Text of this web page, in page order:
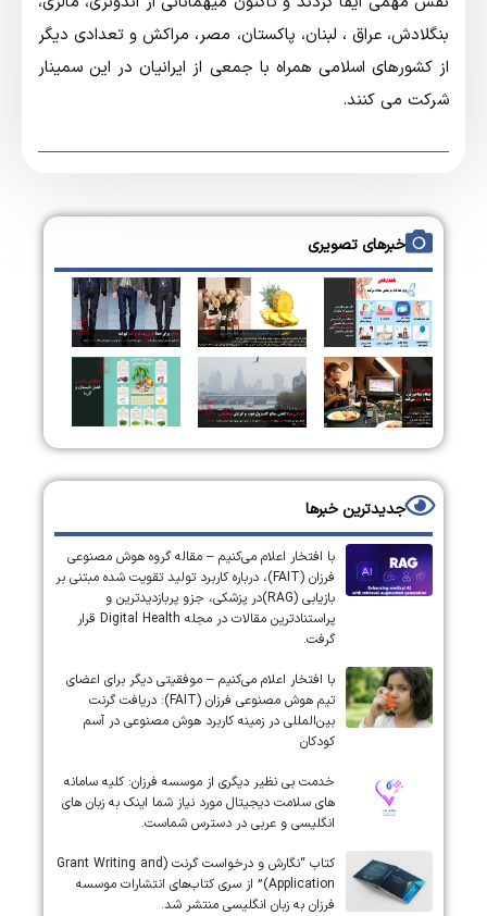
بنگلادش، عراق ، لبنان، پاکستان، مصر، مراکش و تعدادی دیگر
از کشورهای اسلامی همراه با جمعی از ایرانیان در این سمینار
شرکت می کنند.
خبرهای تصویری
جدیدترین خبرها
با افتخار اعلام می‌کنیم – مقاله گروه هوش مصنوعی
فرزان (FAIT)، درباره کاربرد تولید تقویت شده مبتنی بر
بازیابی (RAG)در پزشکی، جزو پربازدیدترین و
پراستنادترین مقالات در مجله Digital Health قرار
گرفت.
با افتخار اعلام می‌کنیم – موفقیتی دیگر برای اعضای
تیم هوش مصنوعی فرزان (FAIT): دریافت گرنت
بین‌المللی در زمینه کاربرد هوش مصنوعی در آسم
کودکان
خدمت بی نظیر دیگری از موسسه فرزان: کلیه سامانه
های سلامت دیجیتال مورد نیاز شما اینک به زبان های
انگلیسی و عربی در دسترس شماست.
کتاب “نگارش و درخواست گرنت (Grant Writing and
Application)” از سری کتاب‌های انتشارات موسسه
فرزان به زبان انگلیسی منتشر شد.